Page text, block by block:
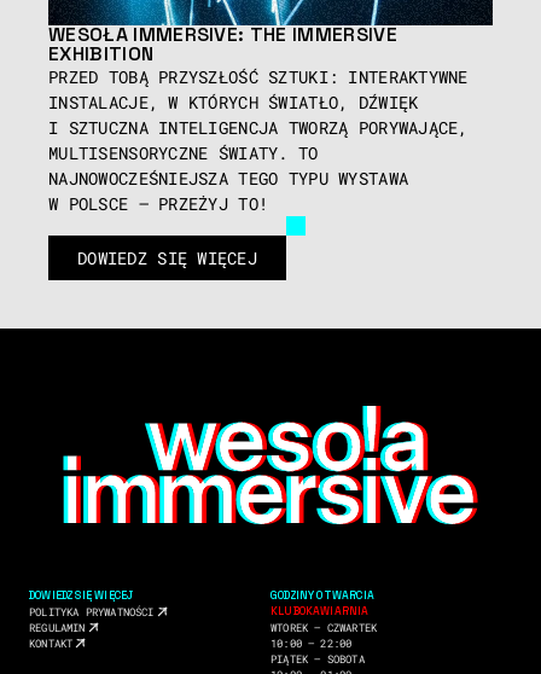
WESOŁA IMMERSIVE: THE IMMERSIVE
EXHIBITION
PRZED TOBĄ PRZYSZŁOŚĆ SZTUKI: INTERAKTYWNE
INSTALACJE, W KTÓRYCH ŚWIATŁO, DŹWIĘK
I SZTUCZNA INTELIGENCJA TWORZĄ PORYWAJĄCE,
MULTISENSORYCZNE ŚWIATY. TO
NAJNOWOCZEŚNIEJSZA TEGO TYPU WYSTAWA
W POLSCE – PRZEŻYJ TO!
DOWIEDZ SIĘ WIĘCEJ
DOWIEDZ SIĘ WIĘCEJ
POLITYKA PRYWATNOŚCI
REGULAMIN
KONTAKT
GODZINY OTWARCIA
KLUBOKAWIARNIA
WTOREK ― CZWARTEK
10:00 ― 22:00
PIĄTEK ― SOBOTA